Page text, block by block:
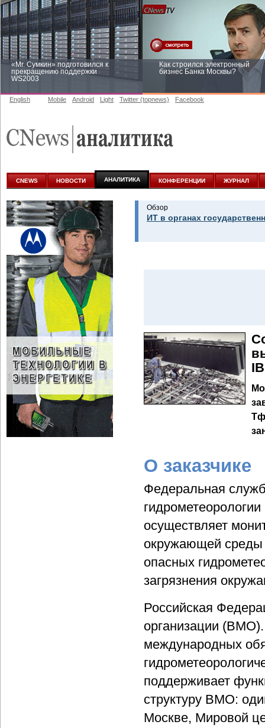
«Mr. Сумкин» подготовился к
прекращению поддержки
WS2003
Как строился электронный
бизнес Банка Москвы?
аналитике
English Mobile Android Light Twitter (topnews) Facebook
CNEWS НОВОСТИ АНАЛИТИКА КОНФЕРЕНЦИИ ЖУРНАЛ
Обзор
ИТ в органах
О заказчике
Федеральная
осуществляет
окружающей среды
опасных
загрязнения
Российская
организации
международных
поддерживает
структуру ВМО:
Москве, Мировой